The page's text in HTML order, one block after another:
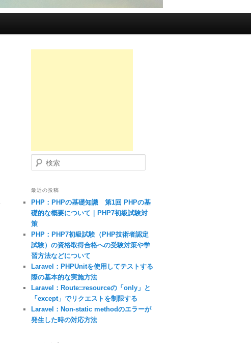
検索
最近の投稿
PHP：PHPの基礎知識 第1回 PHPの基
礎的な概要について｜PHP7初級試験対
策
PHP：PHP7初級試験（PHP技術者認定
試験）の資格取得合格への受験対策や学
習方法などについて
Laravel：PHPUnitを使用してテストする
際の基本的な実施方法
Laravel：Route::resourceの「only」と
「except」でリクエストを制限する
Laravel：Non-static methodのエラーが
発生した時の対応方法